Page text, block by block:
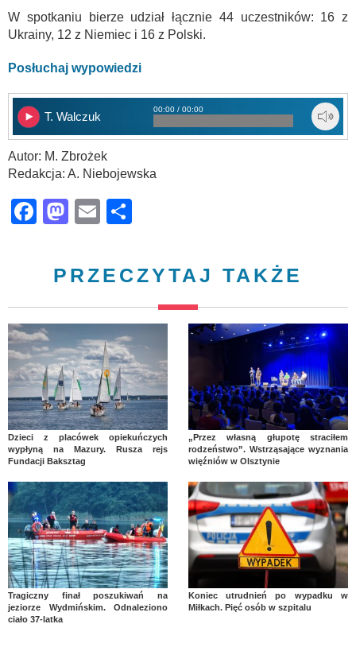
W spotkaniu bierze udział łącznie 44 uczestników: 16 z
Ukrainy, 12 z Niemiec i 16 z Polski.
Posłuchaj wypowiedzi
T. Walczuk
00:00 / 00:00
Autor: M. Zbrożek
Redakcja: A. Niebojewska
Facebook
Mastodon
Email
PRZECZYTAJ TAKŻE
Dzieci z placówek opiekuńczych
wypłyną na Mazury. Rusza rejs
Fundacji Baksztag
„Przez własną głupotę straciłem
rodzeństwo”. Wstrząsające wyznania
więźniów w Olsztynie
Tragiczny finał poszukiwań na
jeziorze Wydmińskim. Odnaleziono
ciało 37-latka
Koniec utrudnień po wypadku w
Miłkach. Pięć osób w szpitalu